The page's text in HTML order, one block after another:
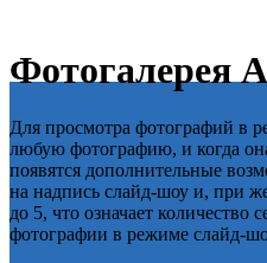
Для просмотра фотографий в
любую фотографию, и когда
появятся дополнительные
на надпись слайд-шоу и, при
до 5, что означает количество
фотографии в режиме слайд-